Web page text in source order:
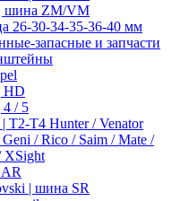
шина ZM/VM
26-30-34-35-36-40 мм
запасные и запчасти
HD
4 / 5
T2-T4 Hunter / Venator
/ Rico / Saim / Mate /
XSight
| шина SR